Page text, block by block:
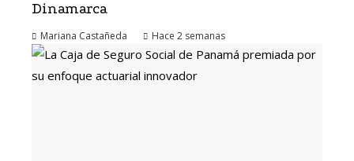
Dinamarca
Mariana Castañeda Hace 2 semanas